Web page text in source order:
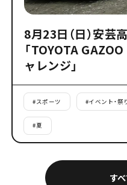
す
8月23日（日）安芸
「TOYOTA
ャレンジ」
#スポーツ #イベント・祭
#夏